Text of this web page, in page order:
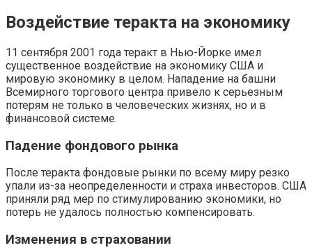
Воздействие теракта на экономику
11 сентября 2001 года теракт в Нью-Йорке имел
существенное воздействие на экономику США и
мировую экономику в целом. Нападение на башни
Всемирного торгового центра привело к серьезным
потерям не только в человеческих жизнях, но и в
финансовой системе.
Падение фондового рынка
После теракта фондовые рынки по всему миру резко
упали из-за неопределенности и страха инвесторов. США
приняли ряд мер по стимулированию экономики, но
потерь не удалось полностью компенсировать.
Изменения в страховании